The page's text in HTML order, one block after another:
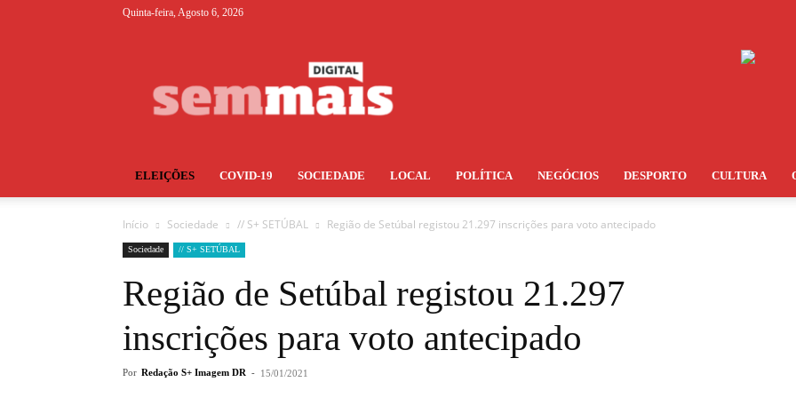
Quinta-feira, Agosto 6, 2026
ELEIÇÕES COVID-19 SOCIEDADE LOCAL POLÍTICA NEGÓCIOS DESPORTO CULTURA
Início Sociedade // S+ SETÚBAL Região de Setúbal registou 21.297 inscrições para voto antecipado
Sociedade // S+ SETÚBAL
Região de Setúbal registou 21.297
inscrições para voto antecipado
Por Redação S+ Imagem DR - 15/01/2021